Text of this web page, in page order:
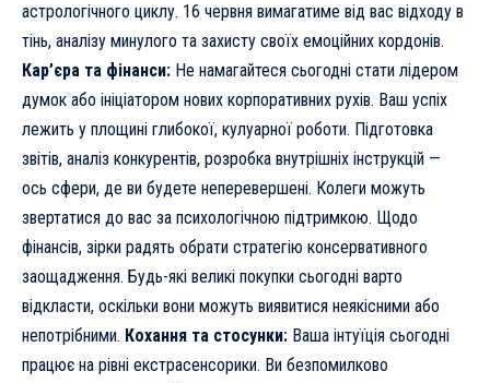
астрологічного циклу. 16 червня вимагатиме від вас відходу в
тінь, аналізу минулого та захисту своїх емоційних кордонів.
Кар’єра та фінанси: Не намагайтеся сьогодні стати лідером
думок або ініціатором нових корпоративних рухів. Ваш успіх
лежить у площині глибокої, кулуарної роботи. Підготовка
звітів, аналіз конкурентів, розробка внутрішніх інструкцій —
ось сфери, де ви будете неперевершені. Колеги можуть
звертатися до вас за психологічною підтримкою. Щодо
фінансів, зірки радять обрати стратегію консервативного
заощадження. Будь-які великі покупки сьогодні варто
відкласти, оскільки вони можуть виявитися неякісними або
непотрібними. Кохання та стосунки: Ваша інтуїція сьогодні
працює на рівні екстрасенсорики. Ви безпомилково